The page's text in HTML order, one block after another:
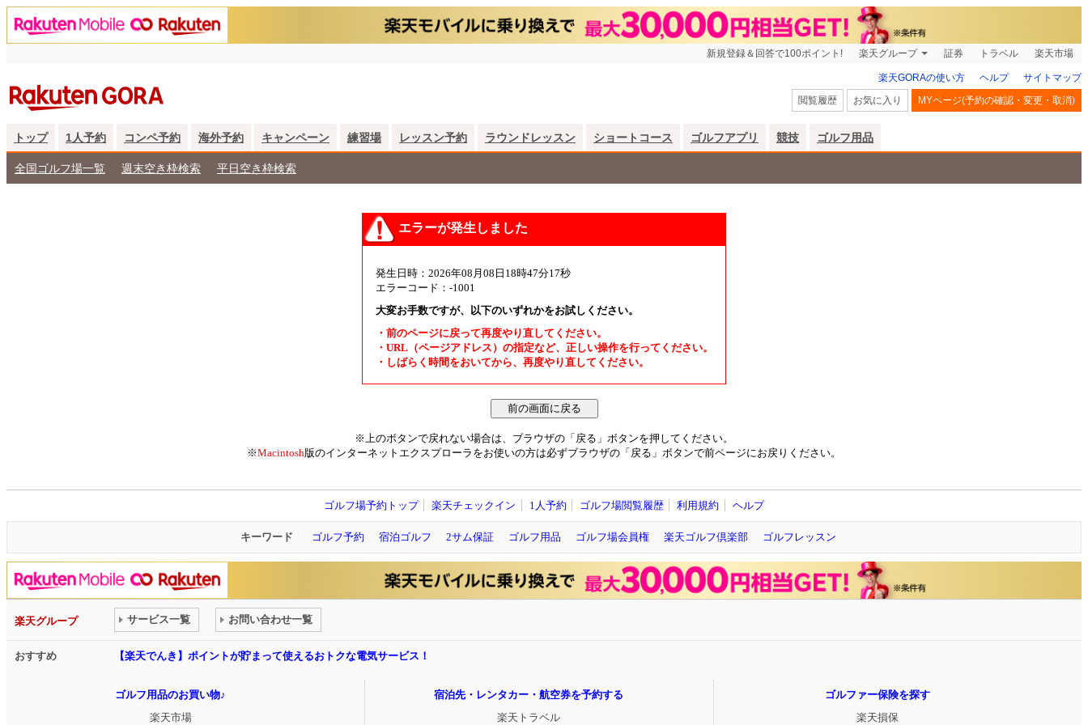
新規登録＆回答で100ポイント! 楽天グループ 証券 トラベル 楽天市場
楽天GORAの使い方 ヘルプ
サイトマップ
閲覧履歴
お気に入り MYページ(予約の確認・変更・取消)
トップ 1人予約 コンペ予約 海外予約 キャンペーン 練習場 レッスン予約 ラウンドレッスン ショートコース ゴルフアプリ 競技 ゴルフ用品
全国ゴルフ場一覧 週末空き枠検索 平日空き枠検索
エラーが発生しました
発生日時：2026年08月08日18時47分17秒
エラーコード：-1001
大変お手数ですが、以下のいずれかをお試しください。
・前のページに戻って再度やり直してください。
・URL（ページアドレス）の指定など、正しい操作を行ってください。
・しばらく時間をおいてから、再度やり直してください。
※上のボタンで戻れない場合は、ブラウザの「戻る」ボタンを押してください。
※Macintosh版のインターネットエクスプローラをお使いの方は必ずブラウザの「戻る」ボタンで前ページにお戻りください。
ゴルフ場予約トップ 楽天チェックイン 1人予約 ゴルフ場閲覧履歴 利用規約 ヘルプ
キーワード ゴルフ予約 宿泊ゴルフ 2サム保証 ゴルフ用品 ゴルフ場会員権 楽天ゴルフ倶楽部 ゴルフレッスン
楽天グループ サービス一覧 お問い合わせ一覧
おすすめ 【楽天でんき】ポイントが貯まって使えるおトクな電気サービス！
ゴルフ用品のお買い物♪
楽天市場
宿泊先・レンタカー・航空券を予約する
楽天トラベル
ゴルファー保険を探す
楽天損保